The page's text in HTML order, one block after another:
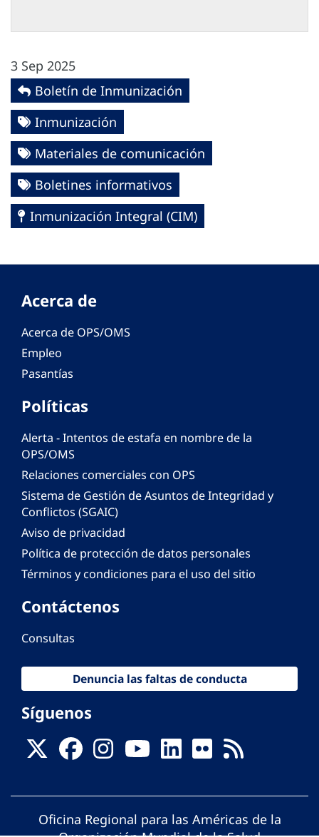
3 Sep 2025
Boletín de Inmunización
Inmunización
Materiales de comunicación
Boletines informativos
Inmunización Integral (CIM)
Acerca de
Acerca de OPS/OMS
Empleo
Pasantías
Políticas
Alerta - Intentos de estafa en nombre de la
OPS/OMS
Relaciones comerciales con OPS
Sistema de Gestión de Asuntos de Integridad y
Conflictos (SGAIC)
Aviso de privacidad
Política de protección de datos personales
Términos y condiciones para el uso del sitio
Contáctenos
Consultas
Denuncia las faltas de conducta
Síguenos
Oficina Regional para las Américas de la